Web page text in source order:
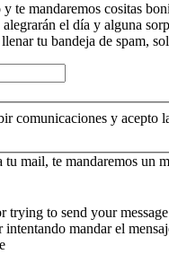
te mandaremos cositas
el día y alguna
tu bandeja de spam,
comunicaciones y acepto
mail, te mandaremos un
trying to send your
mandar el